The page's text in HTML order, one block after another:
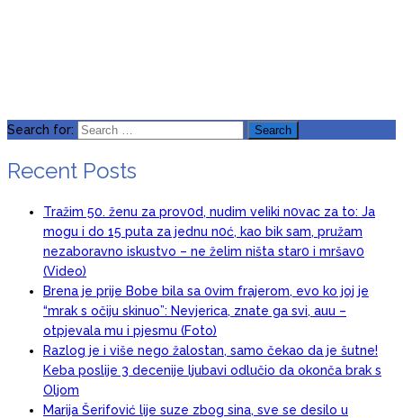
Search for:
Recent Posts
Tražim 50. ženu za prov0d, nudim veIiki n0vac za to: Ja
mogu i do 15 puta za jednu n0ć, kao bik sam, pružam
nezaboravno iskustvo – ne želim ništa star0 i mršav0
(Video)
Brena je prije Bobe bila sa 0vim frajerom, evo ko joj je
“mrak s očiju skinuo”: Nevjerica, znate ga svi, auu –
otpjevala mu i pjesmu (Foto)
Razlog je i više nego žalostan, samo čekao da je šutne!
Keba poslije 3 decenije ljubavi odlučio da okonča brak s
Oljom
Marija Šerifović lije suze zbog sina, sve se desilo u